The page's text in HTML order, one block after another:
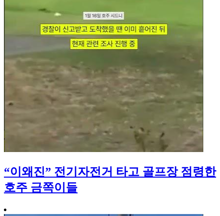
“이왜진” 전기자전거 타고 골프장 점령한
호주 금쪽이들